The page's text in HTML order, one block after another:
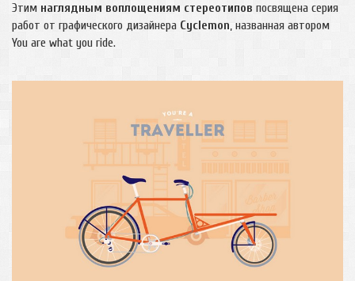
Этим наглядным воплощениям стереотипов посвящена серия
работ от графического дизайнера Cyclemon, названная автором
You are what you ride.